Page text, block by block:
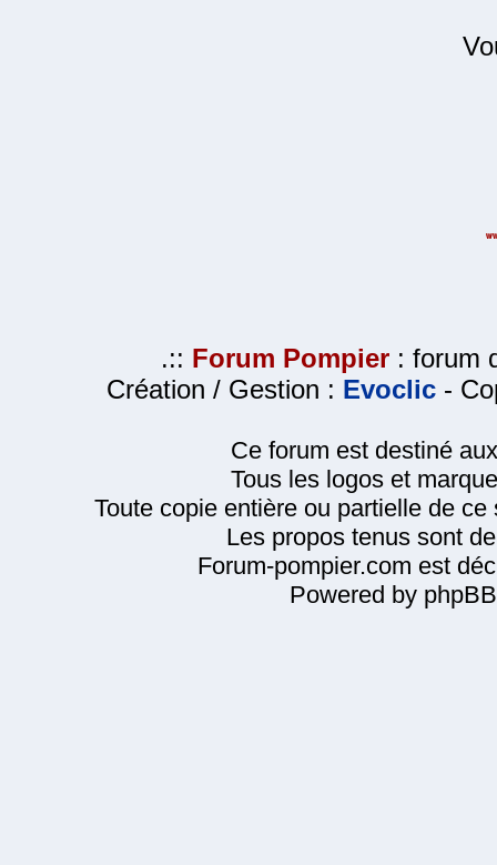
.:: Forum Pompier : forum
Création / Gestion : Evoclic -
Ce forum est destiné
Tous les logos et
Toute copie entière ou partielle de
Les propos tenus sont
Forum-pompier.com est
Powered by